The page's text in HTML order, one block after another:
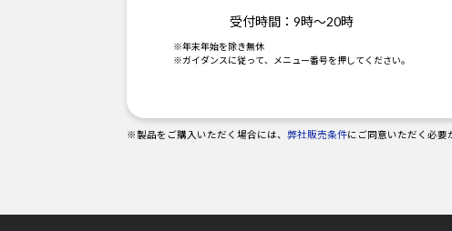
受付時間：9時～20時
※年末年始を除き無休
※ガイダンスに従って、メニュー番号を押してください。
※製品をご購入いただく場合には、弊社販売条件にご同意いただく必要